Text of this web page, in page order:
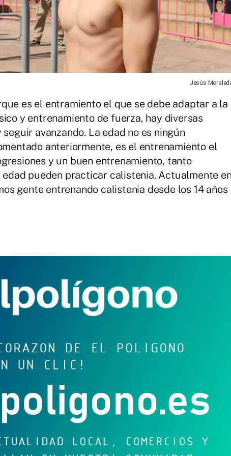
Jesús
es el entramiento el que se debe adaptar a la
y entrenamiento de fuerza, hay diversas
avanzando. La edad no es ningún
anteriormente, es el entrenamiento el
y un buen entrenamiento, tanto
pueden practicar calistenia. Actualmente
gente entrenando calistenia desde los 14 años